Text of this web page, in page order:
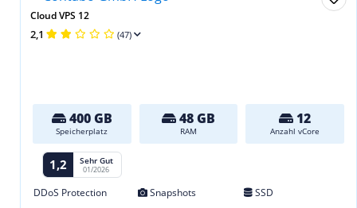
Cloud VPS 12
2,1 (47)
400 GB
Speicherplatz
48 GB
RAM
12
Anzahl vCore
1,2 Sehr Gut
01/2026
DDoS Protection Snapshots
SSD